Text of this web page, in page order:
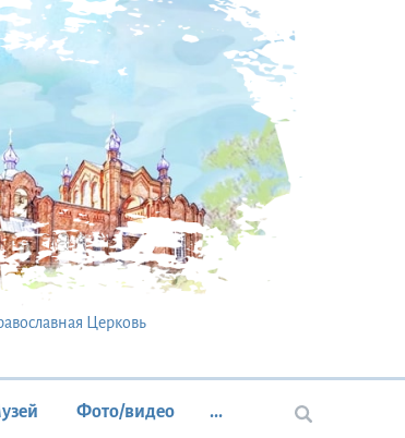
Церковь
Фото/видео ...